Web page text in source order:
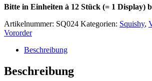
Bitte in Einheiten à 12 Stück (= 1 Display)
Artikelnummer: SQ024 Kategorien: Squishy,
Vororder
Beschreibung
Beschreibung